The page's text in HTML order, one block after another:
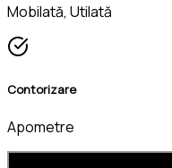
Mobilată, Utilată
Contorizare
Apometre